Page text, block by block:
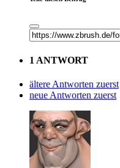
1 ANTWORT
ältere Antworten zuerst
neue Antworten zuerst